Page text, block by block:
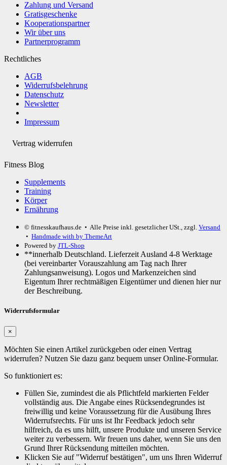
Zahlung und Versand
Gratisgeschenke
Kooperationspartner
Wir über uns
Partnerprogramm
Rechtliches
AGB
Widerrufsbelehrung
Datenschutz
Newsletter
Impressum
Vertrag widerrufen
Fitness Blog
Supplements
Training
Körper
Ernährung
© fitnesskaufhaus.de • Alle Preise inkl. gesetzlicher USt., zzgl. Versand
• Handmade with by ThemeArt
Powered by JTL-Shop
**innerhalb Deutschland. Lieferzeit Ausland 4-8 Werktage
(bei vereinbarter Vorauszahlung am Tag nach Ihrer
Zahlungsanweisung). Logos und Markenzeichen sind
Eigentum Ihrer rechtmäßigen Eigentümer und dienen hier nur
der Beschreibung.
Widerrufsformular
×
Möchten Sie einen Artikel zurückgeben oder einen Vertrag
widerrufen? Nutzen Sie dazu ganz bequem unser Online-Formular.
So funktioniert es:
Füllen Sie, zumindest die als Pflichtfeld markierten Felder
vollständig aus. Die Angabe eines Rücksendegrundes ist
freiwillig und keine Voraussetzung für die Ausübung Ihres
Widerrufsrechts. Für uns ist Ihr Feedback jedoch sehr
hilfreich, da es uns hilft, unsere Produkte und unseren Service
weiter zu verbessern. Wir freuen uns daher, wenn Sie uns den
Grund Ihrer Rücksendung mitteilen möchten.
Klicken Sie auf "Widerruf bestätigen", um uns Ihren Widerruf